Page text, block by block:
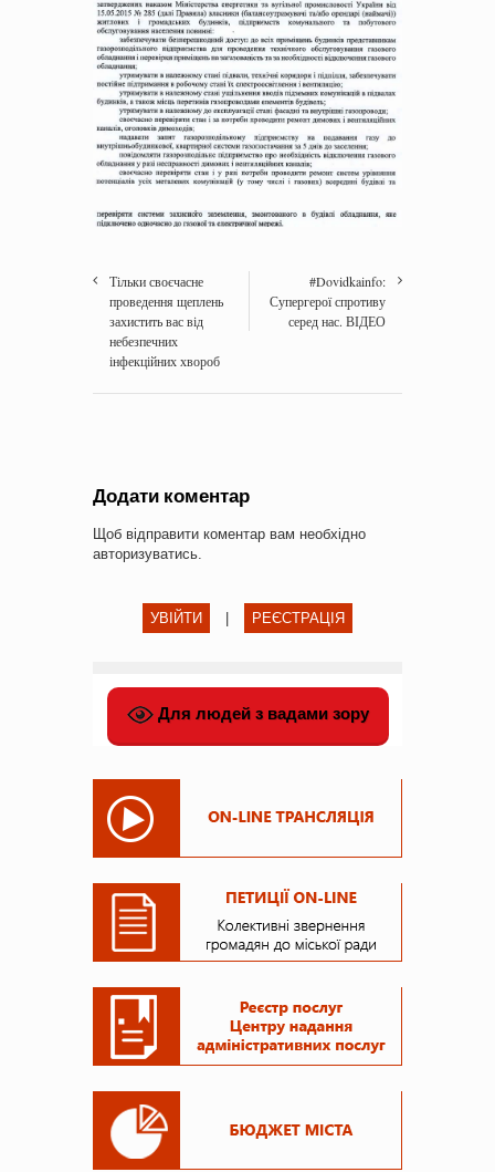
Тільки своєчасне
проведення щеплень
захистить вас від
небезпечних
інфекційних хвороб
#Dovidkainfo:
Супергерої спротиву
серед нас. ВІДЕО
Додати коментар
Щоб відправити коментар вам необхідно
авторизуватись
УВІЙТИ | РЕЄСТРАЦІЯ
Для людей з вадами зору